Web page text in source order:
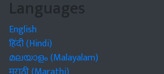
Languages
English
हिंदी (Hindi)
മലയാളം (Malayalam)